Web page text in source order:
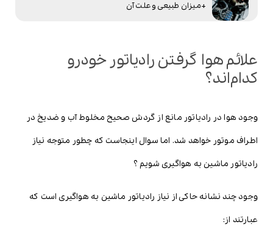
+میزان طبیعی و علت آن
علائم هوا گرفتن رادیاتور خودرو
کدام‌اند؟
وجود هوا در رادیاتور مانع از گردش صحیح مخلوط آب و ضدیخ در
اطراف موتور خواهد شد. اما سوال اینجاست که چطور متوجه نیاز
رادیاتور ماشین به هواگیری شویم ؟
وجود چند نشانه حاکی از نیاز رادیاتور ماشین به هواگیری است که
عبارتند از: